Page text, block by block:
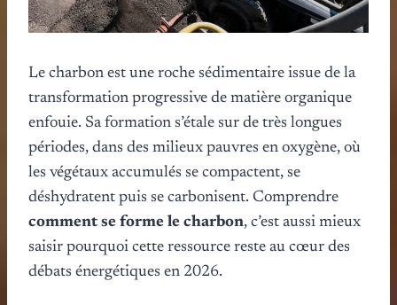
Le charbon est une roche sédimentaire issue de la
transformation progressive de matière organique
enfouie. Sa formation s’étale sur de très longues
périodes, dans des milieux pauvres en oxygène, où
les végétaux accumulés se compactent, se
déshydratent puis se carbonisent. Comprendre
comment se forme le charbon, c’est aussi mieux
saisir pourquoi cette ressource reste au cœur des
débats énergétiques en 2026.